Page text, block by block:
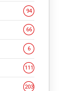
94
66
6
111
203